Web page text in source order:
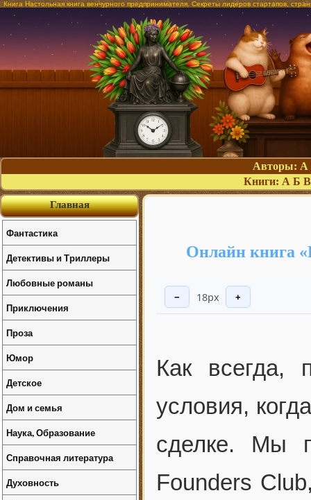
Книга Настольная книга венчурного предпринимателя. Секреты лидеров стартапов,
Авторы: А
Книги: А Б В
Онлайн книга
− 18px +
Как всегда,
условия,
сделке. Мы
Founders
Главная
Фантастика
Детективы и Триллеры
Любовные романы
Приключения
Проза
Юмор
Детское
Дом и семья
Наука, Образование
Справочная литература
Духовность